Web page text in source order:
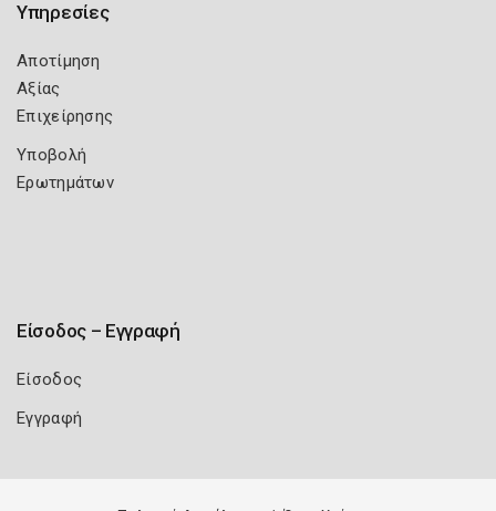
Υπηρεσίες
Αποτίμηση
Αξίας
Επιχείρησης
Υποβολή
Ερωτημάτων
Είσοδος – Εγγραφή
Είσοδος
Εγγραφή